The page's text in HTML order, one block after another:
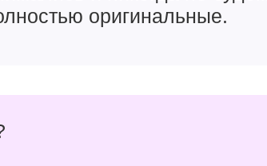
оригинальные.